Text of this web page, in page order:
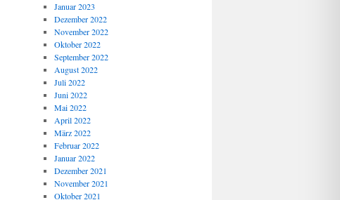
Januar 2023
Dezember 2022
November 2022
Oktober 2022
September 2022
August 2022
Juli 2022
Juni 2022
Mai 2022
April 2022
März 2022
Februar 2022
Januar 2022
Dezember 2021
November 2021
Oktober 2021